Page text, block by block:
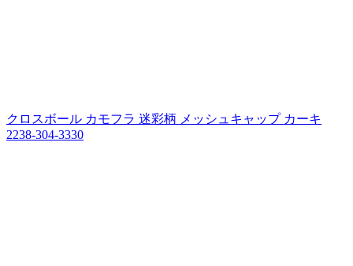
クロスボール カモフラ 迷彩柄 メッシュキャップ カーキ
2238-304-3330